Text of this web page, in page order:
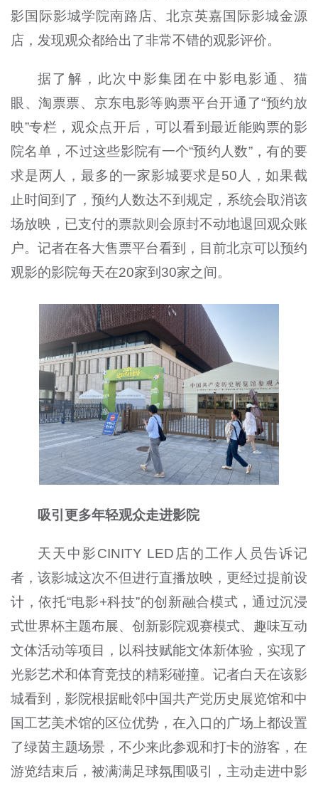
影国际影城学院南路店、北京英嘉国际影城金源
店，发现观众都给出了非常不错的观影评价。
据了解，此次中影集团在中影电影通、猫
眼、淘票票、京东电影等购票平台开通了“预约放
映”专栏，观众点开后，可以看到最近能购票的影
院名单，不过这些影院有一个“预约人数”，有的要
求是两人，最多的一家影城要求是50人，如果截
止时间到了，预约人数达不到规定，系统会取消该
场放映，已支付的票款则会原封不动地退回观众账
户。记者在各大售票平台看到，目前北京可以预约
观影的影院每天在20家到30家之间。
吸引更多年轻观众走进影院
天天中影CINITY LED店的工作人员告诉记
者，该影城这次不但进行直播放映，更经过提前设
计，依托“电影+科技”的创新融合模式，通过沉浸
式世界杯主题布展、创新影院观赛模式、趣味互动
文体活动等项目，以科技赋能文体新体验，实现了
光影艺术和体育竞技的精彩碰撞。记者白天在该影
城看到，影院根据毗邻中国共产党历史展览馆和中
国工艺美术馆的区位优势，在入口的广场上都设置
了绿茵主题场景，不少来此参观和打卡的游客，在
游览结束后，被满满足球氛围吸引，主动走进中影